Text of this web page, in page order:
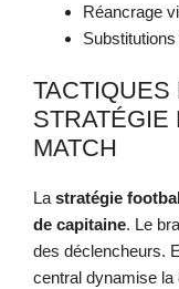
Réancrage
TACTIQUES
STRATÉGIE
MATCH
La stratégie
de capitaine. Le
des déclencheurs.
central dynamise